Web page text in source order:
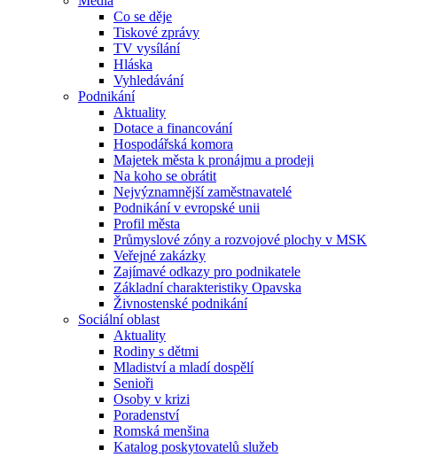
Co se děje
Tiskové zprávy
TV vysílání
Hláska
Vyhledávání
Podnikání
Aktuality
Dotace a financování
Hospodářská komora
Majetek města k pronájmu a prodeji
Na koho se obrátit
Nejvýznamnější zaměstnavatelé
Podnikání v evropské unii
Profil města
Průmyslové zóny a rozvojové plochy v MSK
Veřejné zakázky
Zajímavé odkazy pro podnikatele
Základní charakteristiky Opavska
Živnostenské podnikání
Sociální oblast
Aktuality
Rodiny s dětmi
Mladiství a mladí dospělí
Senioři
Osoby v krizi
Poradenství
Romská menšina
Katalog poskytovatelů služeb